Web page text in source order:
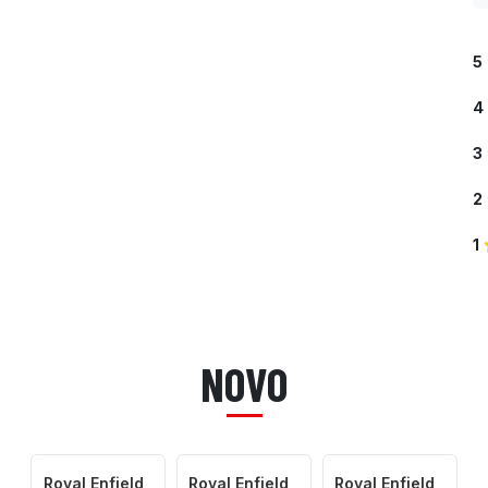
5
4
3
2
1
NOVO
Royal Enfield Royal Enfield Royal Enfield